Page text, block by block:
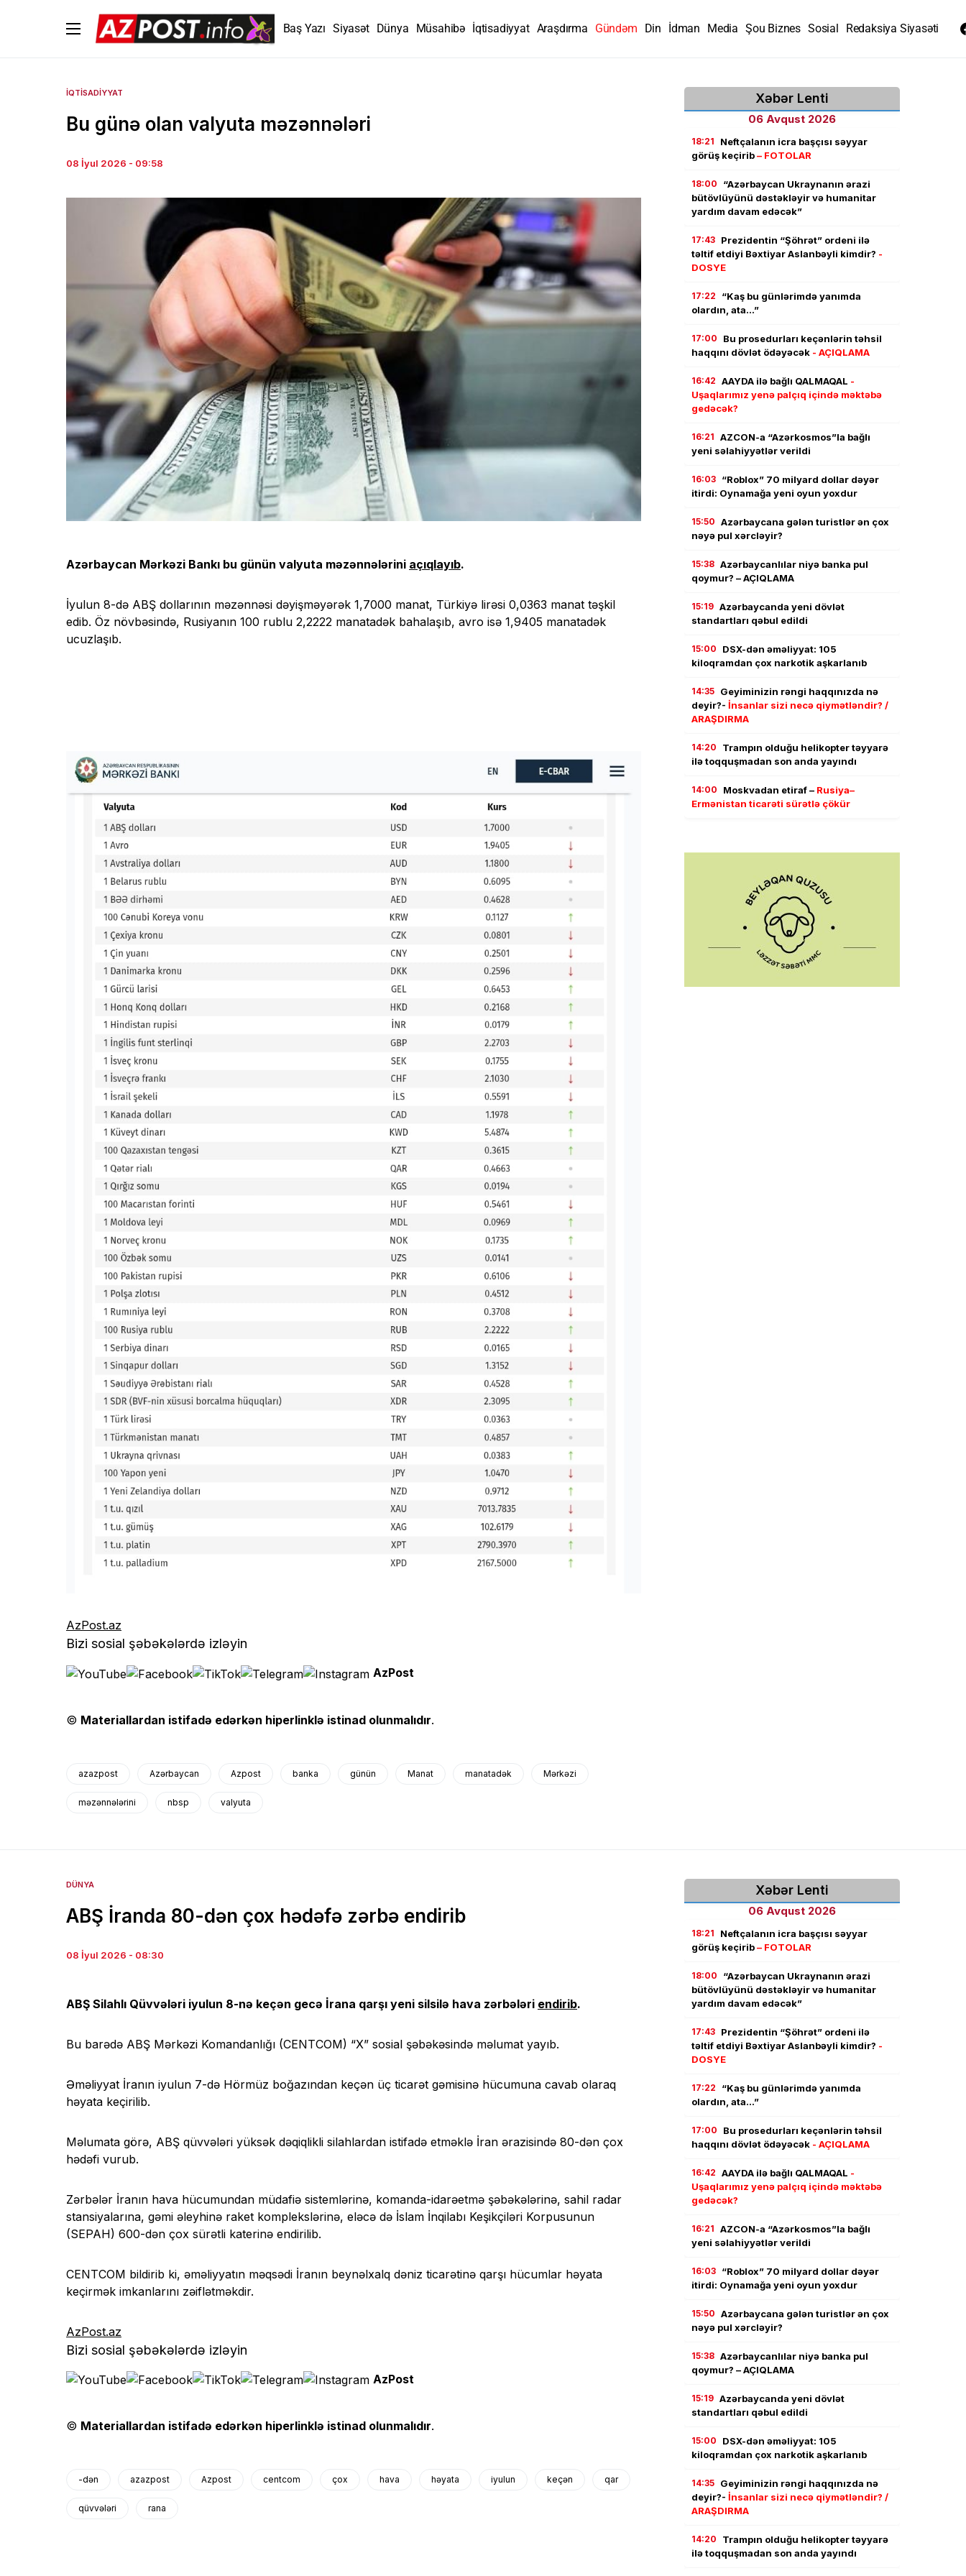
Baş Yazı Siyasət Dünya Müsahibə İqtisadiyyat Araşdırma Gündəm Din İdman Media Şou Biznes Sosial Redaksiya Siyasəti
İQTISADIYYAT
Bu günə olan valyuta məzənnələri
08 İyul 2026 - 09:58
Azərbaycan Mərkəzi Bankı bu günün valyuta məzənnələrini açıqlayıb.
İyulun 8-də ABŞ dollarının məzənnəsi dəyişməyərək 1,7000 manat, Türkiyə lirəsi 0,0363 manat təşkil
edib. Öz növbəsində, Rusiyanın 100 rublu 2,2222 manatadək bahalaşıb, avro isə 1,9405 manatadək
ucuzlaşıb.
AzPost.az
Bizi sosial şəbəkələrdə izləyin
AzPost
© Materiallardan istifadə edərkən hiperlinklə istinad olunmalıdır.
azazpost Azərbaycan Azpost banka günün Manat manatadək Mərkəzi
məzənnələrini nbsp valyuta
Xəbər Lenti
06 Avqust 2026
18:21
Neftçalanın icra başçısı səyyar
görüş keçirib– FOTOLAR
18:00
“Azərbaycan Ukraynanın ərazi
bütövlüyünü dəstəkləyir və humanitar
yardım davam edəcək”
17:43 Prezidentin “Şöhrət” ordeni ilə
təltif etdiyi Bəxtiyar Aslanbəyli kimdir? -
DOSYE
17:22
“Kaş bu günlərimdə yanımda
olardın, ata…”
17:00
Bu prosedurları keçənlərin təhsil
haqqını dövlət ödəyəcək - AÇIQLAMA
16:42 AAYDA ilə bağlı QALMAQAL -
Uşaqlarımız yenə palçıq içində məktəbə
gedəcək?
16:21 AZCON-a “Azərkosmos”la bağlı
yeni səlahiyyətlər verildi
16:03 “Roblox” 70 milyard dollar dəyər
itirdi: Oynamağa yeni oyun yoxdur
15:50 Azərbaycana gələn turistlər ən çox
nəyə pul xərcləyir?
15:38 Azərbaycanlılar niyə banka pul
qoymur? – AÇIQLAMA
15:19 Azərbaycanda yeni dövlət
standartları qəbul edildi
15:00
DSX-dən əməliyyat: 105
kiloqramdan çox narkotik aşkarlanıb
14:35 Geyiminizin rəngi haqqınızda nə
deyir?- İnsanlar sizi necə qiymətləndir? /
ARAŞDIRMA
14:20
Trampın olduğu helikopter təyyarə
ilə toqquşmadan son anda yayındı
14:00 Moskvadan etiraf – Rusiya–
Ermənistan ticarəti sürətlə çökür
DÜNYA
ABŞ İranda 80-dən çox hədəfə zərbə endirib
08 İyul 2026 - 08:30
ABŞ Silahlı Qüvvələri iyulun 8-nə keçən gecə İrana qarşı yeni silsilə hava zərbələri endirib.
Bu barədə ABŞ Mərkəzi Komandanlığı (CENTCOM) “X” sosial şəbəkəsində məlumat yayıb.
Əməliyyat İranın iyulun 7-də Hörmüz boğazından keçən üç ticarət gəmisinə hücumuna cavab olaraq
həyata keçirilib.
Məlumata görə, ABŞ qüvvələri yüksək dəqiqlikli silahlardan istifadə etməklə İran ərazisində 80-dən çox
hədəfi vurub.
Zərbələr İranın hava hücumundan müdafiə sistemlərinə, komanda-idarəetmə şəbəkələrinə, sahil radar
stansiyalarına, gəmi əleyhinə raket komplekslərinə, eləcə də İslam İnqilabı Keşikçiləri Korpusunun
(SEPAH) 600-dən çox sürətli katerinə endirilib.
CENTCOM bildirib ki, əməliyyatın məqsədi İranın beynəlxalq dəniz ticarətinə qarşı hücumlar həyata
keçirmək imkanlarını zəiflətməkdir.
AzPost.az
Bizi sosial şəbəkələrdə izləyin
AzPost
© Materiallardan istifadə edərkən hiperlinklə istinad olunmalıdır.
-dən azazpost Azpost centcom çox hava həyata iyulun keçən qar
qüvvələri rana
Xəbər Lenti
06 Avqust 2026
18:21
Neftçalanın icra başçısı səyyar
görüş keçirib– FOTOLAR
18:00
“Azərbaycan Ukraynanın ərazi
bütövlüyünü dəstəkləyir və humanitar
yardım davam edəcək”
17:43 Prezidentin “Şöhrət” ordeni ilə
təltif etdiyi Bəxtiyar Aslanbəyli kimdir? -
DOSYE
17:22
“Kaş bu günlərimdə yanımda
olardın, ata…”
17:00
Bu prosedurları keçənlərin təhsil
haqqını dövlət ödəyəcək - AÇIQLAMA
16:42 AAYDA ilə bağlı QALMAQAL -
Uşaqlarımız yenə palçıq içində məktəbə
gedəcək?
16:21 AZCON-a “Azərkosmos”la bağlı
yeni səlahiyyətlər verildi
16:03 “Roblox” 70 milyard dollar dəyər
itirdi: Oynamağa yeni oyun yoxdur
15:50 Azərbaycana gələn turistlər ən çox
nəyə pul xərcləyir?
15:38 Azərbaycanlılar niyə banka pul
qoymur? – AÇIQLAMA
15:19 Azərbaycanda yeni dövlət
standartları qəbul edildi
15:00
DSX-dən əməliyyat: 105
kiloqramdan çox narkotik aşkarlanıb
14:35 Geyiminizin rəngi haqqınızda nə
deyir?- İnsanlar sizi necə qiymətləndir? /
ARAŞDIRMA
14:20
Trampın olduğu helikopter təyyarə
ilə toqquşmadan son anda yayındı